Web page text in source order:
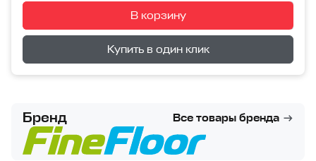
В корзину
Перейти в корзину
Купить в один клик
Бренд Все товары бренда